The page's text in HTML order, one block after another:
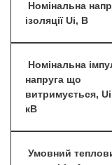
Номінальна
ізоляції Ui, B
Номінальна
напруга що
витримується,
кВ
Умовний